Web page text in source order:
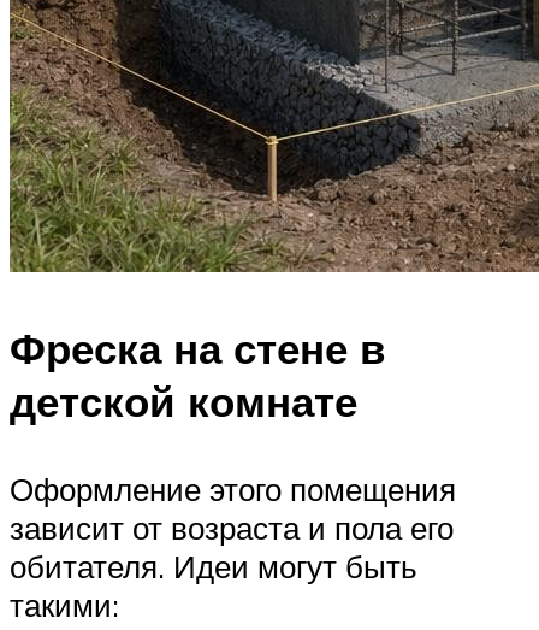
Фреска на стене в
детской комнате
Оформление этого помещения
зависит от возраста и пола его
обитателя. Идеи могут быть
такими: